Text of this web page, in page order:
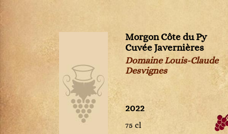
Pouilly-Fuissé
Pouilly-sur-Loire
Puligny-Montrachet
Rhum
Richebourg
Riesling
Roederer
Rosae Vino Rosso
Morgon Côte du Py
Cuvée Javernières
Domaine Louis-Claude
Desvignes
2022
75 cl